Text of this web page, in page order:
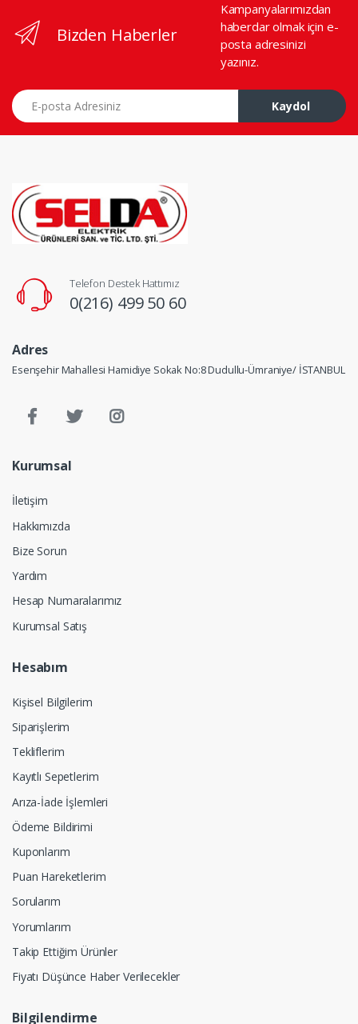
Bizden Haberler
Kampanyalarımızdan
haberdar olmak için e-
posta adresinizi
yazınız.
E-posta Adresiniz
Kaydol
Telefon Destek Hattımız
0(216) 499 50 60
Adres
Esenşehir Mahallesi Hamidiye Sokak No:8 Dudullu-Ümraniye/ İSTANBUL
Kurumsal
İletişim
Hakkımızda
Bize Sorun
Yardım
Hesap Numaralarımız
Kurumsal Satış
Hesabım
Kişisel Bilgilerim
Siparişlerim
Tekliflerim
Kayıtlı Sepetlerim
Arıza-İade İşlemleri
Ödeme Bildirimi
Kuponlarım
Puan Hareketlerim
Sorularım
Yorumlarım
Takip Ettiğim Ürünler
Fiyatı Düşünce Haber Verilecekler
Bilgilendirme